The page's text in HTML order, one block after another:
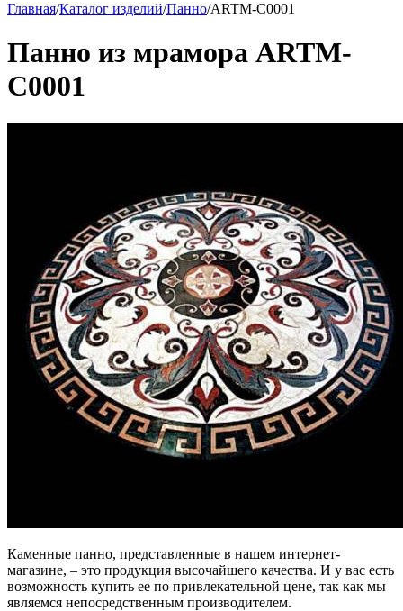
Главная/Каталог изделий/Панно/ARTM-C0001
Панно из мрамора ARTM-
C0001
Каменные панно, представленные в нашем интернет-
магазине, – это продукция высочайшего качества. И у вас есть
возможность купить ее по привлекательной цене, так как мы
являемся непосредственным производителем.